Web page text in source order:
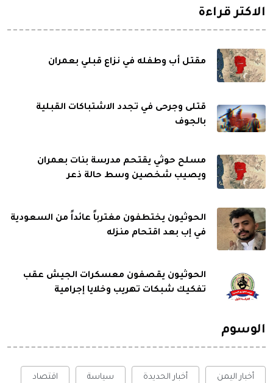
الاكثر قراءة
مقتل أب وطفله في نزاع قبلي بعمران
قتلى وجرحى في تجدد الاشتباكات القبلية
بالجوف
مسلح حوثي يقتحم مدرسة بنات بعمران
ويصيب شخصين وسط حالة ذعر
الحوثيون يختطفون مغترباً عائداً من السعودية
في إب بعد اقتحام منزله
الحوثيون يقصفون معسكرات الجيش عقب
تفكيك شبكات تهريب وخلايا إجرامية
الوسوم
أخبار اليمن أخبار الحديدة سياسة اقتصاد